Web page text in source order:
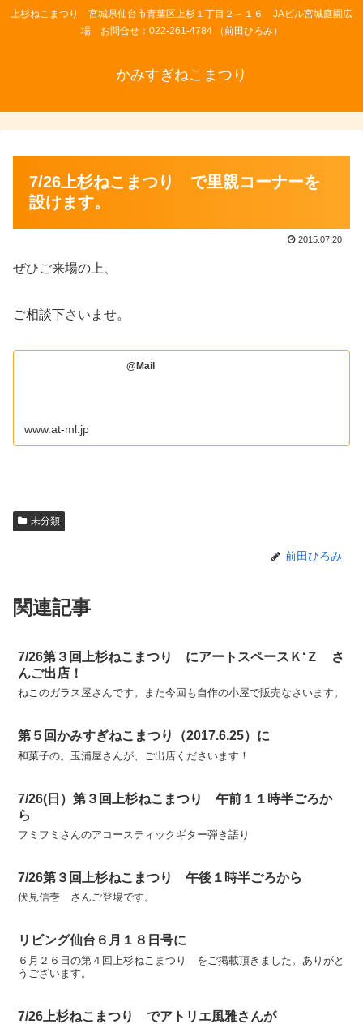
上杉ねこまつり 宮城県仙台市青葉区上杉１丁目２－１６ JAビル宮城庭園広
場 お問合せ：022-261-4784 （前田ひろみ）
かみすぎねこまつり
7/26上杉ねこまつり で里親コーナーを
設けます。
2015.07.20
ぜひご来場の上、
ご相談下さいませ。
@Mail
www.at-ml.jp
未分類
前田ひろみ
関連記事
7/26第３回上杉ねこまつり にアートスペースＫ‘Ｚ さ
んご出店！
ねこのガラス屋さんです。また今回も自作の小屋で販売なさいます。
第５回かみすぎねこまつり（2017.6.25）に
和菓子の。玉浦屋さんが、ご出店くださいます！
7/26(日）第３回上杉ねこまつり 午前１１時半ごろか
ら
フミフミさんのアコースティックギター弾き語り
7/26第３回上杉ねこまつり 午後１時半ごろから
伏見信壱 さんご登場です。
リビング仙台６月１８日号に
６月２６日の第４回上杉ねこまつり をご掲載頂きました。ありがと
うございます。
7/26上杉ねこまつり でアトリエ風雅さんが